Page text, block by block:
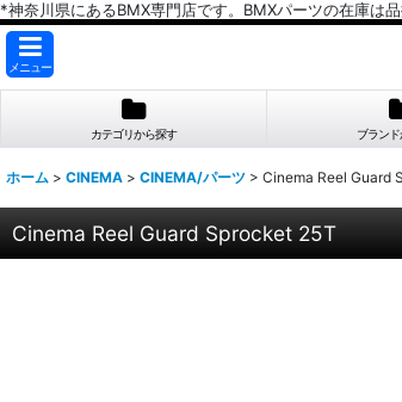
*神奈川県にあるBMX専門店です。BMXパーツの在庫は
メニュー
カテゴリから探す ブラン
ホーム > CINEMA > CINEMA/パーツ > Cinema Reel Guard
Cinema Reel Guard Sprocket 25T